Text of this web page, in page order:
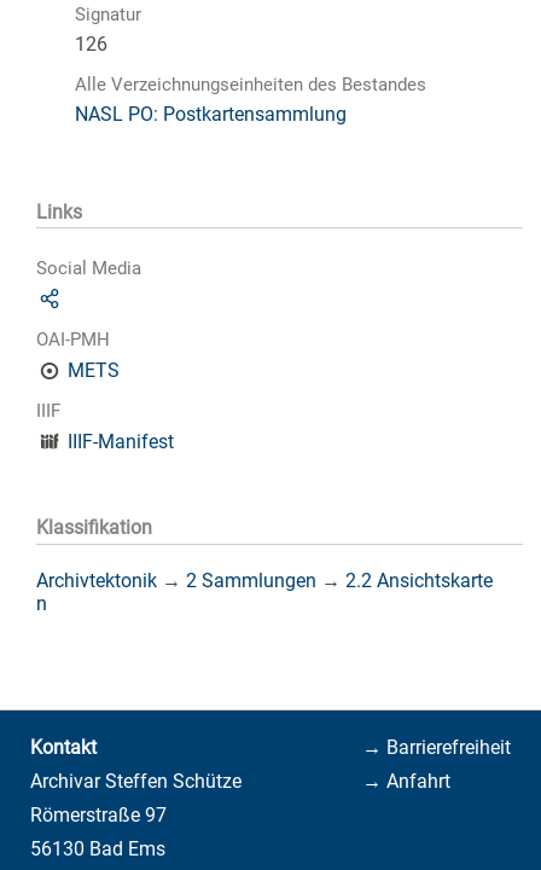
Signatur
126
Alle Verzeichnungseinheiten des Bestandes
NASL PO: Postkartensammlung
Links
Social Media
OAI-PMH
METS
IIIF
IIIF-Manifest
Klassifikation
Archivtektonik → 2 Sammlungen → 2.2 Ansichtskarte
n
→ Barrierefreiheit
→ Anfahrt
Kontakt
Archivar Steffen Schütze
Römerstraße 97
56130 Bad Ems